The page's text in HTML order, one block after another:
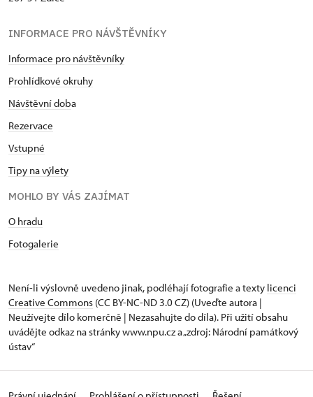
INFORMACE PRO NÁVŠTĚVNÍKY
Informace pro návštěvníky
Prohlídkové okruhy
Návštěvní doba
Rezervace
Vstupné
Tipy na výlety
MOHLO BY VÁS ZAJÍMAT
O hradu
Fotogalerie
Není-li výslovně uvedeno jinak, podléhají fotografie a texty licenci
Creative Commons (CC BY-NC-ND 3.0 CZ) (Uveďte autora |
Neužívejte dílo komerčně | Nezasahujte do díla). Při užití obsahu
uvádějte odkaz na stránky www.npu.cz a „zdroj: Národní památkový
ústav“